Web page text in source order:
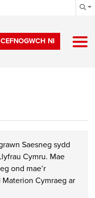
CEFNOGWCH NI
Saesneg sydd
Cymru. Mae
ond mae’r
Cymraeg ar